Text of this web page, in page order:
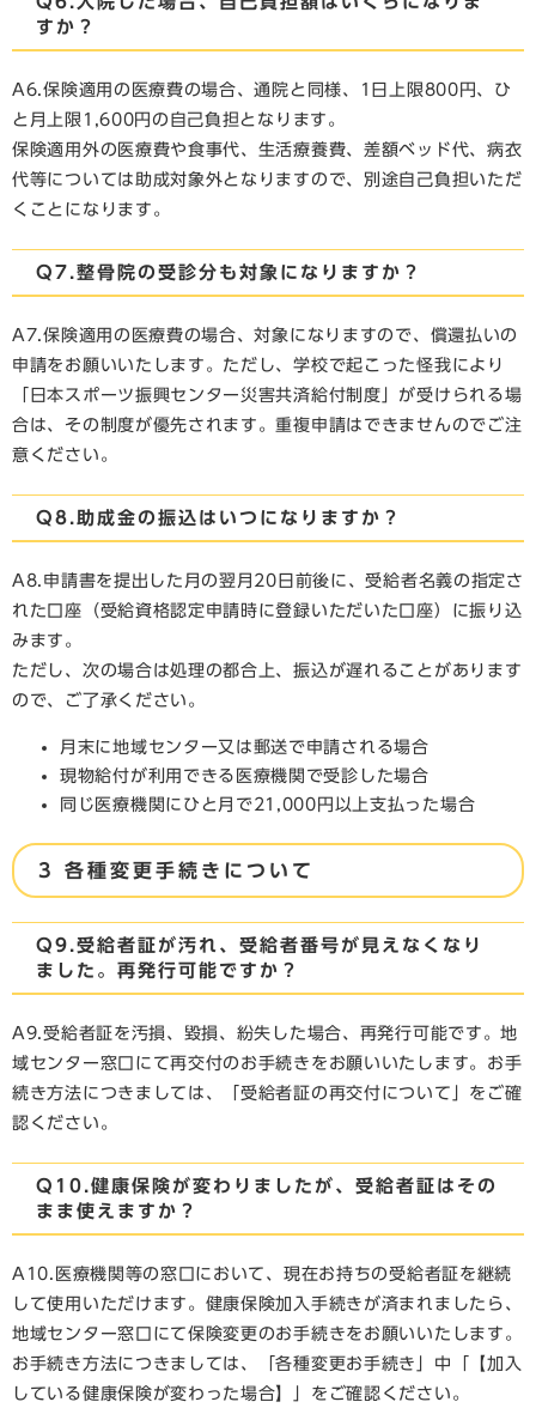
すか？
A6.保険適用の医療費の場合、通院と同様、1日上限800円、ひ
と月上限1,600円の自己負担となります。
保険適用外の医療費や食事代、生活療養費、差額ベッド代、病衣
代等については助成対象外となりますので、別途自己負担いただ
くことになります。
Q7.整骨院の受診分も対象になりますか？
A7.保険適用の医療費の場合、対象になりますので、償還払いの
申請をお願いいたします。ただし、学校で起こった怪我により
「日本スポーツ振興センター災害共済給付制度」が受けられる場
合は、その制度が優先されます。重複申請はできませんのでご注
意ください。
Q8.助成金の振込はいつになりますか？
A8.申請書を提出した月の翌月20日前後に、受給者名義の指定さ
れた口座（受給資格認定申請時に登録いただいた口座）に振り込
みます。
ただし、次の場合は処理の都合上、振込が遅れることがあります
ので、ご了承ください。
月末に地域センター又は郵送で申請される場合
現物給付が利用できる医療機関で受診した場合
同じ医療機関にひと月で21,000円以上支払った場合
3 各種変更手続きについて
Q9.受給者証が汚れ、受給者番号が見えなくなり
ました。再発行可能ですか？
A9.受給者証を汚損、毀損、紛失した場合、再発行可能です。地
域センター窓口にて再交付のお手続きをお願いいたします。お手
続き方法につきましては、「受給者証の再交付について」をご確
認ください。
Q10.健康保険が変わりましたが、受給者証はその
まま使えますか？
A10.医療機関等の窓口において、現在お持ちの受給者証を継続
して使用いただけます。健康保険加入手続きが済まれましたら、
地域センター窓口にて保険変更のお手続きをお願いいたします。
お手続き方法につきましては、「各種変更お手続き」中「【加入
している健康保険が変わった場合】」をご確認ください。